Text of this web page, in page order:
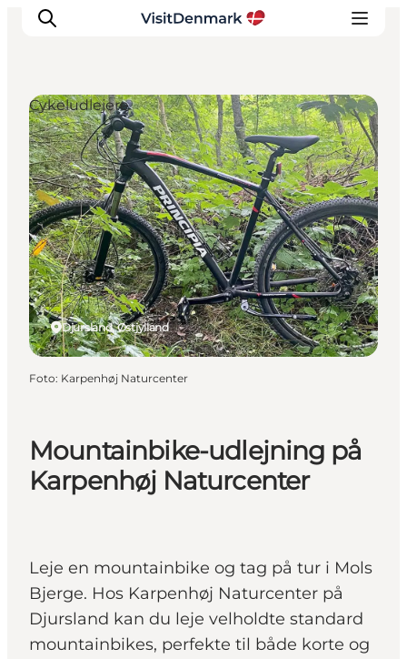
Inspiration
Destinationer
Oplevelser
Overnatning
Planlæg ferien
Mountainbike-udlejning på
Karpenhøj Naturcenter
Leje en mountainbike og tag på tur i Mols
Bjerge. Hos Karpenhøj Naturcenter på
Djursland kan du leje velholdte standard
mountainbikes, perfekte til både korte og
Djursland, Østjylland
Cykeludlejere
Foto: Karpenhøj Naturcenter